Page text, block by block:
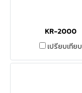
KR-2000
เปรียบเทียบ